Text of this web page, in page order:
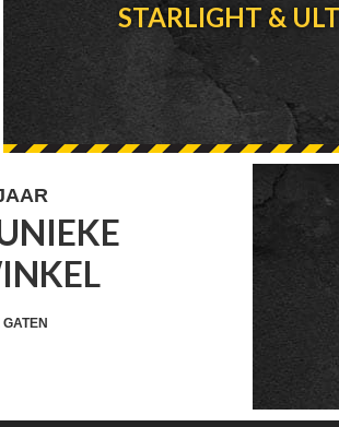
STARLIGHT &